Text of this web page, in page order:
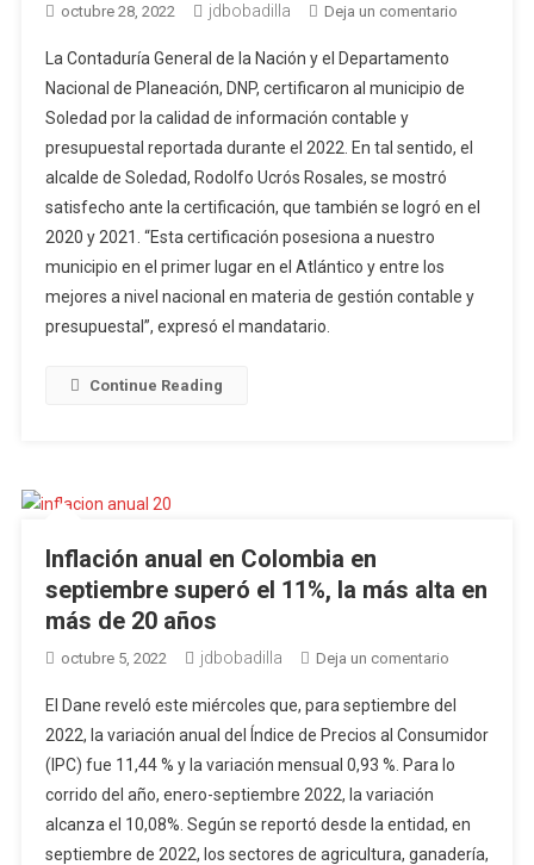
octubre 28, 2022 jdbobadilla Deja un comentarioen
de
fue
General
La Contaduría General de la Nación y el Departamento
Nacional de Planeación, DNP, certificaron al municipio de
Soledad por la calidad de información contable y
presupuestal reportada durante el 2022. En tal sentido, el
alcalde de Soledad, Rodolfo Ucrós Rosales, se mostró
satisfecho ante la certificación, que también se logró en el
2020 y 2021. “Esta certificación posesiona a nuestro
municipio en el primer lugar en el Atlántico y entre los
mejores a nivel nacional en materia de gestión contable y
presupuestal”, expresó el mandatario.
Continue Reading
Inflación anual en Colombia en
septiembre superó el 11%, la más alta en
más de 20 años
octubre 5, 2022 jdbobadilla Deja un comentarioen
anual
en
Colombia
septiembre
superó
El Dane reveló este miércoles que, para septiembre del
2022, la variación anual del Índice de Precios al Consumidor
(IPC) fue 11,44 % y la variación mensual 0,93 %. Para lo
corrido del año, enero-septiembre 2022, la variación
alcanza el 10,08%. Según se reportó desde la entidad, en
septiembre de 2022, los sectores de agricultura, ganadería,